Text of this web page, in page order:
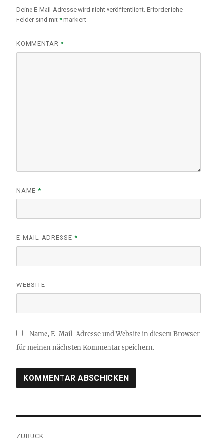
Deine E-Mail-Adresse wird nicht veröffentlicht. Erforderliche
Felder sind mit* markiert
KOMMENTAR*
NAME*
E-MAIL-ADRESSE*
WEBSITE
Name, E-Mail-Adresse und Website in diesem Browser
für meinen nächsten Kommentar speichern.
ZURÜCK